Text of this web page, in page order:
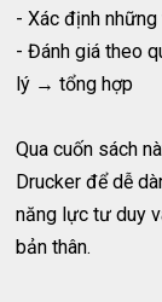
- Xác định
- Đánh giá theo
lý → tổng hợp
Qua cuốn sách
Drucker để dễ
năng lực tư duy
bản thân.